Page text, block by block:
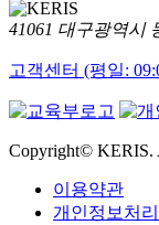
41061 대구광역시
고객센터 (평일:
Copyright© KERIS.
이용약관
개인정보처